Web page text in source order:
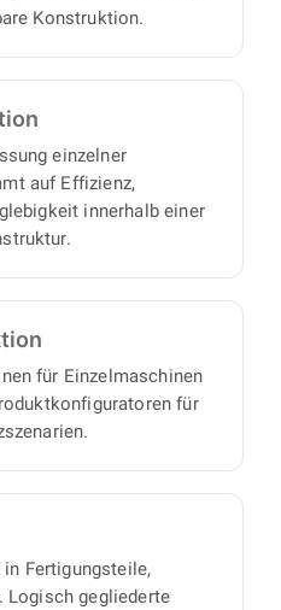
Konstruktion.
einzelner
auf Effizienz,
innerhalb einer
für Einzelmaschinen
für
Fertigungsteile,
Logisch gegliederte